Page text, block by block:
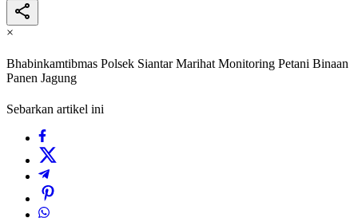
×
Bhabinkamtibmas Polsek Siantar Marihat Monitoring Petani Binaan
Panen Jagung
Sebarkan artikel ini